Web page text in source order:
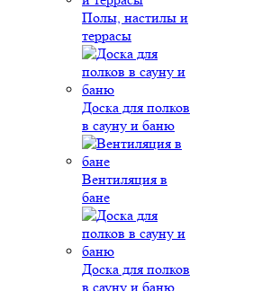
Полы, настилы и
террасы
Доска для полков
в сауну и баню
Вентиляция в
бане
Доска для полков
в сауну и баню